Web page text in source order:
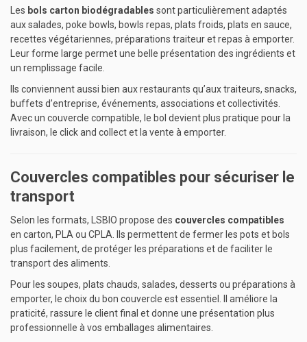
Les bols carton biodégradables sont particulièrement adaptés
aux salades, poke bowls, bowls repas, plats froids, plats en sauce,
recettes végétariennes, préparations traiteur et repas à emporter.
Leur forme large permet une belle présentation des ingrédients et
un remplissage facile.
Ils conviennent aussi bien aux restaurants qu’aux traiteurs, snacks,
buffets d’entreprise, événements, associations et collectivités.
Avec un couvercle compatible, le bol devient plus pratique pour la
livraison, le click and collect et la vente à emporter.
Couvercles compatibles pour sécuriser le
transport
Selon les formats, LSBIO propose des couvercles compatibles
en carton, PLA ou CPLA. Ils permettent de fermer les pots et bols
plus facilement, de protéger les préparations et de faciliter le
transport des aliments.
Pour les soupes, plats chauds, salades, desserts ou préparations à
emporter, le choix du bon couvercle est essentiel. Il améliore la
praticité, rassure le client final et donne une présentation plus
professionnelle à vos emballages alimentaires.